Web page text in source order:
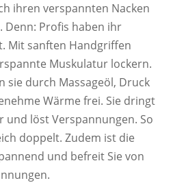
ihren verspannten Nacken
Denn: Profis haben ihr
Mit sanften Handgriffen
Muskulatur lockern.
sie durch Massageöl, Druck
Wärme frei. Sie dringt
und löst Verspannungen. So
doppelt. Zudem ist die
und befreit Sie von